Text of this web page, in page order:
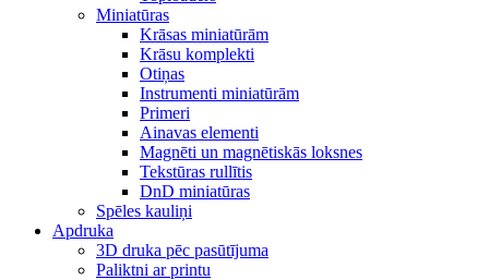
Miniatūras
Krāsas miniatūrām
Krāsu komplekti
Otiņas
Instrumenti miniatūrām
Primeri
Ainavas elementi
Magnēti un magnētiskās loksnes
Tekstūras rullītis
DnD miniatūras
Spēles kauliņi
Apdruka
3D druka pēc pasūtījuma
Paliktni ar printu